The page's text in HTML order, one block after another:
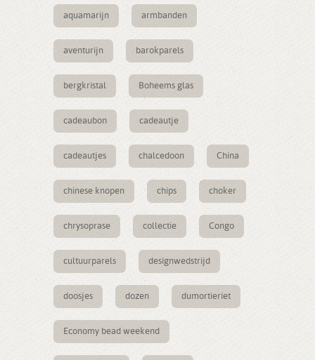
aquamarijn armbanden
aventurijn barokparels
bergkristal Boheems glas
cadeaubon cadeautje
cadeautjes chalcedoon China
chinese knopen chips choker
chrysoprase collectie Congo
cultuurparels designwedstrijd
doosjes dozen dumortieriet
Economy bead weekend